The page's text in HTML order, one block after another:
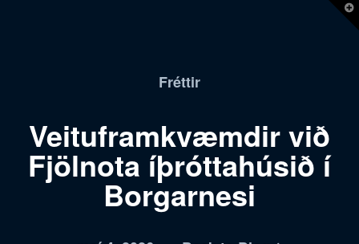
Fréttir
Veituframkvæmdir við
Fjölnota íþróttahúsið í
Borgarnesi